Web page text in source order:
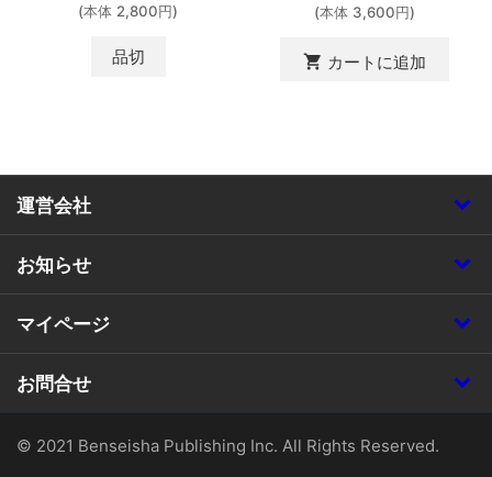
(本体 2,800円)
品切
(本体 3,600円)
shopping_cart カートに追加
運営会社
お知らせ
マイページ
お問合せ
© 2021 Benseisha Publishing Inc. All Rights Reserved.